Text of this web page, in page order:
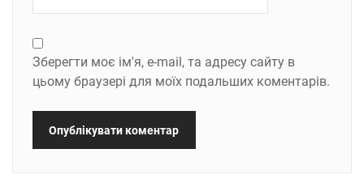
Зберегти моє ім'я, e-mail, та адресу сайту в
цьому браузері для моїх подальших коментарів.